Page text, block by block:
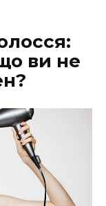
ви не